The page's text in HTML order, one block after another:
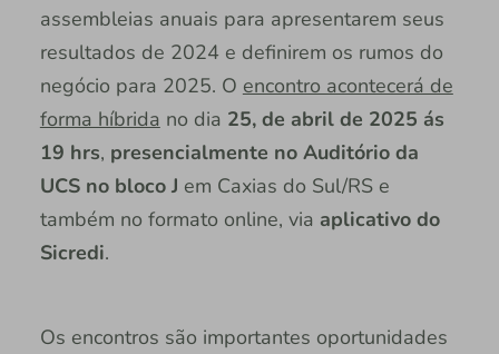
assembleias anuais para apresentarem seus
resultados de 2024 e definirem os rumos do
negócio para 2025. O encontro acontecerá de
forma híbrida no dia 25, de abril de 2025 ás
19 hrs, presencialmente no Auditório da
UCS no bloco J em Caxias do Sul/RS e
também no formato online, via aplicativo do
Sicredi.
Os encontros são importantes oportunidades